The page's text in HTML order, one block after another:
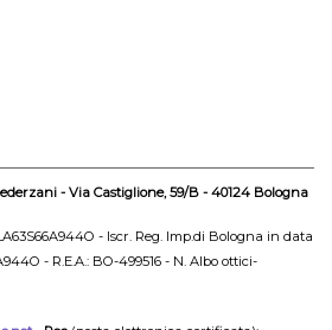
- Via Castiglione, 59/B - 40124 Bologna
- Iscr. Reg. Imp.di Bologna in data
- R.E.A.: BO-499516 - N. Albo ottici-